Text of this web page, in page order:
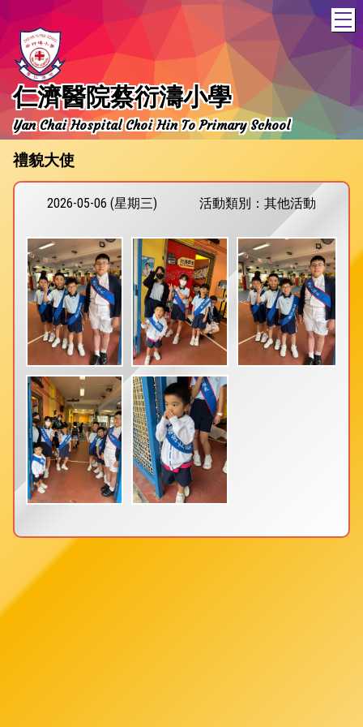
仁濟醫院蔡衍濤小學
Yan Chai Hospital Choi Hin To Primary School
禮貌大使
2026-05-06 (星期三) 活動類別：其他活動